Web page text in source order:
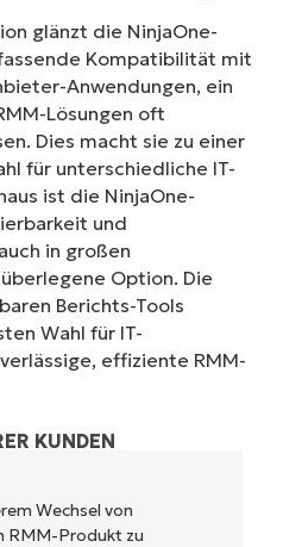
glänzt die NinjaOne-
Kompatibilität mit
Anwendungen, ein
Lösungen oft
Dies macht sie zu einer
für unterschiedliche IT-
ist die NinjaOne-
und
in großen
Option. Die
Berichts-Tools
Wahl für IT-
effiziente RMM-
KUNDEN
leicht zu bedienen
schnelles Interface mit